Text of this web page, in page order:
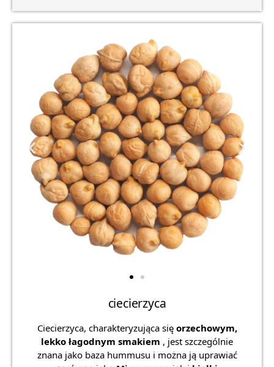
ciecierzyca
Ciecierzyca, charakteryzująca się orzechowym,
lekko łagodnym smakiem , jest szczególnie
znana jako baza hummusu i można ją uprawiać